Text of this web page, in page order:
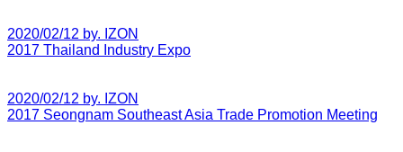
2020/02/12 by. IZON
2017 Thailand Industry Expo
2020/02/12 by. IZON
2017 Seongnam Southeast Asia Trade Promotion Meeting